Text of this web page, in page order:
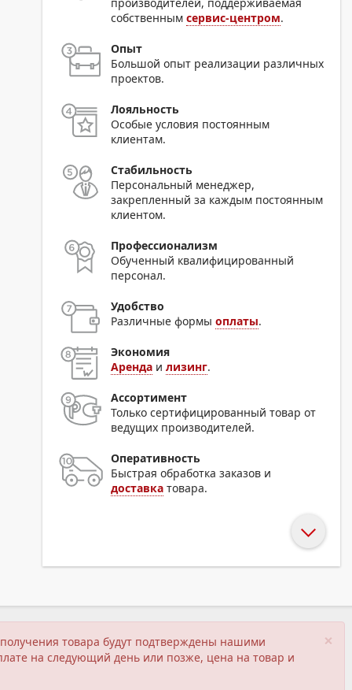
собственнымсервис-центром.
Опыт
Большой опыт реализации различных
проектов.
Лояльность
Особые условия постоянным
клиентам.
Стабильность
Персональный менеджер,
закрепленный за каждым постоянным
клиентом.
Профессионализм
Обученный квалифицированный
персонал.
Удобство
Различные формыоплаты.
Экономия
Аренда илизинг.
Ассортимент
Только сертифицированный товар от
ведущих производителей.
Оперативность
Быстрая обработка заказов и
доставка товара.
×
товара будут подтверждены нашими
на следующий день или позже, цена на товар и